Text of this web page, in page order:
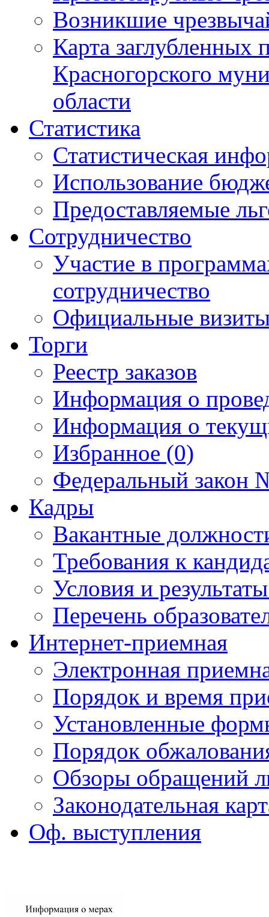
Возникшие
Карта
Красногорского
области
Статистика
Статистическая
Использование
Предоставляемые
Сотрудничество
Участие в
сотрудничество
Официальные
Торги
Реестр заказов
Информация о
Информация о
Избранное (0)
Федеральный закон
Кадры
Вакантные
Требования к
Условия и
Перечень
Интернет-приемная
Электронная
Порядок и время
Установленные
Порядок
Обзоры обращений
Законодательная
Оф. выступления